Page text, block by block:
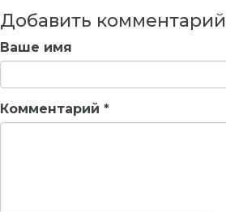
Добавить комментарий
Ваше имя
Комментарий *